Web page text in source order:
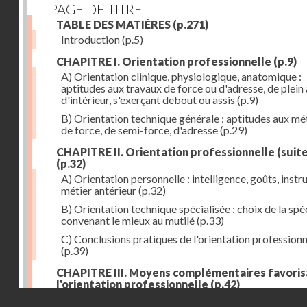
PAGE DE TITRE
TABLE DES MATIÈRES (p.271)
Introduction(p.5)
CHAPITRE I. Orientation professionnelle (p.9)
A) Orientation clinique, physiologique, anatomique :
aptitudes aux travaux de force ou d'adresse, de plein
d'intérieur, s'exerçant debout ou assis (p.9)
B) Orientation technique générale : aptitudes aux
de force, de semi-force, d'adresse(p.29)
CHAPITRE II. Orientation professionnelle
(p.32)
A) Orientation personnelle : intelligence, goûts,
métier antérieur(p.32)
B) Orientation technique spécialisée : choix de la
convenant le mieux au mutilé(p.33)
C) Conclusions pratiques de l'orientation
(p.39)
CHAPITRE III. Moyens complémentaires
l'orientation professionnelle (p.42)